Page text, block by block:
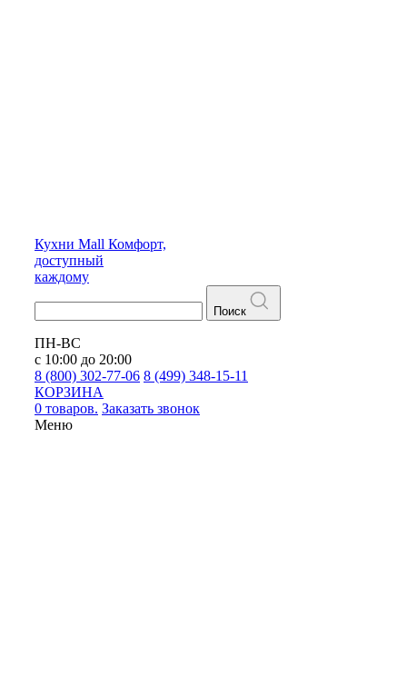
Кухни Mall Комфорт,
доступный
каждому
Поиск
ПН-ВС
с 10:00 до 20:00
8 (800) 302-77-06 8 (499) 348-15-11
КОРЗИНА
0 товаров. Заказать звонок
Меню